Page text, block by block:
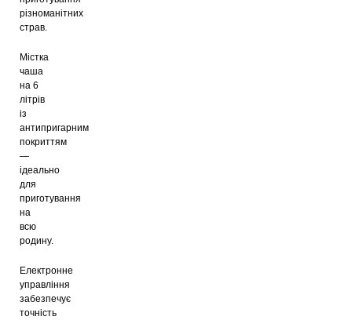
різноманітних
страв.
Містка
чаша
на 6
літрів
із
антипригарним
покриттям
—
ідеально
для
приготування
на
всю
родину.
Електронне
управління
забезпечує
точність